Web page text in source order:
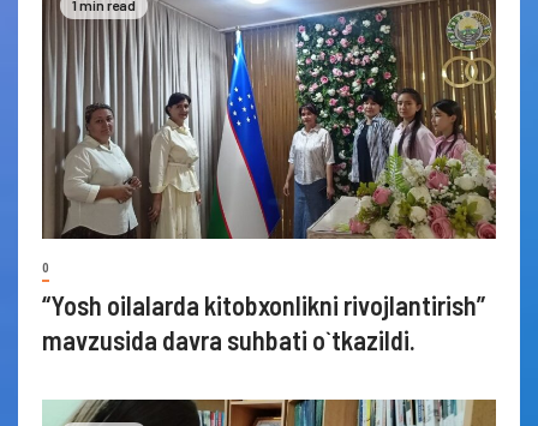
1 min read
0
“Yosh oilalarda kitobxonlikni rivojlantirish”
mavzusida davra suhbati o`tkazildi.